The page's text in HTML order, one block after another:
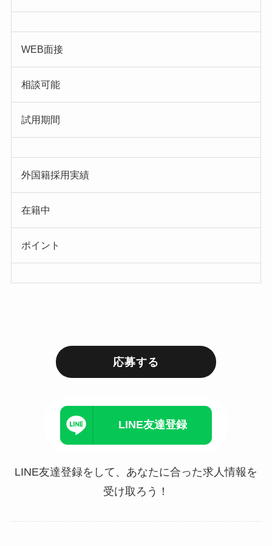
WEB面接
相談可能
試用期間
外国籍採用実績
在籍中
ポイント
応募する
LINE友達登録
LINE友達登録をして、あなたに合った求人情報を
受け取ろう！